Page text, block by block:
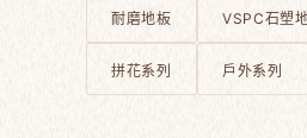
耐磨地板 VSPC石塑
拼花系列 戶外系列